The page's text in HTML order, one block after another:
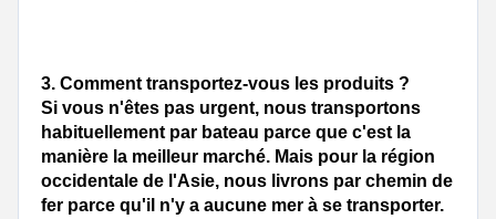
3. Comment transportez-vous les produits ?
Si vous n'êtes pas urgent, nous transportons
habituellement par bateau parce que c'est la
manière la meilleur marché. Mais pour la région
occidentale de l'Asie, nous livrons par chemin de
fer parce qu'il n'y a aucune mer à se transporter.